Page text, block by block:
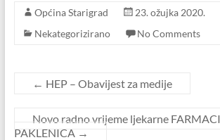
Općina Starigrad
23. ožujka 2020.
Nekategorizirano
No Comments
← HEP – Obavijest za medije
Novo radno vrijeme ljekarne
PAKLENICA →